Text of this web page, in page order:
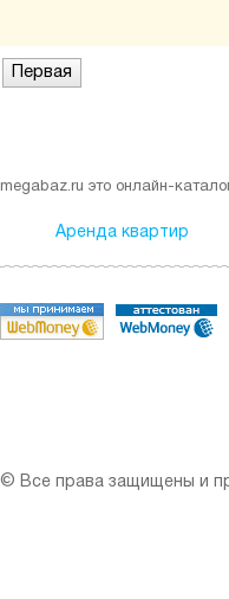
Первая
megabaz.ru это онлайн-
Аренда квартир
© Все права защищены и